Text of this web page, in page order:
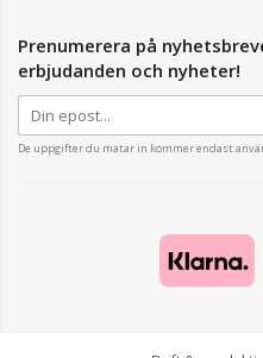
Prenumerera på
erbjudanden och nyheter!
De uppgifter du matar in kommer endast